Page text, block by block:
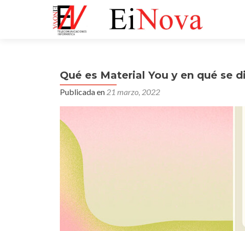
Qué es Material You y en qué se
Publicada en 21 marzo, 2022